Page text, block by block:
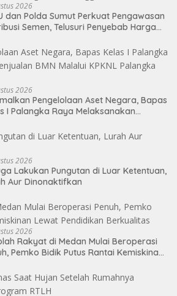
2026
dan Polda Sumut Perkuat Pengawasan
Semen, Telusuri Penyebab Harga
2026
Pengelolaan Aset Negara, Bapas
I Palangka Raya Melaksanakan
2026
Lakukan Pungutan di Luar Ketentuan,
Aur Dinonaktifkan
2026
Rakyat di Medan Mulai Beroperasi
Pemko Bidik Putus Rantai Kemiskinan